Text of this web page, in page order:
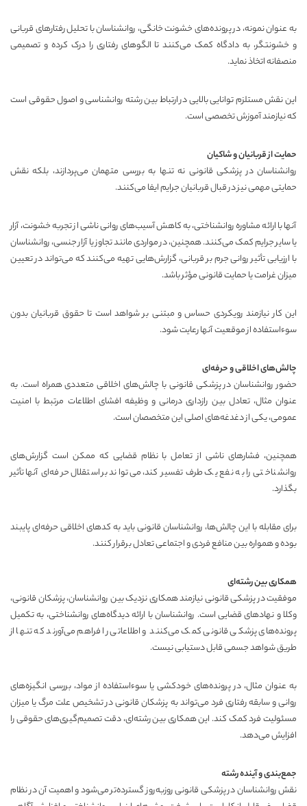
به عنوان نمونه، در پرونده‌های خشونت خانگی، روانشناسان با تحلیل رفتارهای قربانی
و خشونتگر، به دادگاه کمک می‌کنند تا الگوهای رفتاری را درک کرده و تصمیمی
منصفانه اتخاذ نماید.
این نقش مستلزم توانایی بالایی در ارتباط بین رشته روانشناسی و اصول حقوقی است
که نیازمند آموزش تخصصی است.
حمایت از قربانیان و شاکیان
روانشناسان درپزشکی قانونی نه تنها به بررسی متهمان می‌پردازند، بلکه نقش
حمایتی مهمی نیز در قبال قربانیان جرایم ایفا می‌کنند.
آنها با ارائه مشاوره روانشناختی، به کاهش آسیب‌های روانی ناشی از تجربه خشونت، آزار
یا سایر جرایم کمک می‌کنند. همچنین، در مواردی مانند تجاوز یا آزار جنسی، روانشناسان
با ارزیابی تأثیر روانی جرم بر قربانی، گزارش‌هایی تهیه می‌کنند که می‌تواند در تعیین
میزان غرامت یا حمایت قانونی مؤثر باشد.
این کار نیازمند رویکردی حساس و مبتنی بر شواهد است تا حقوق قربانیان بدون
سوءاستفاده از موقعیت آنها رعایت شود.
چالش‌های اخلاقی و حرفه‌ای
حضور روانشناسان در پزشکی قانونی با چالش‌های اخلاقی متعددی همراه است. به
عنوان مثال، تعادل بین رازداری درمانی و وظیفه افشای اطلاعات مرتبط با امنیت
عمومی، یکی از دغدغه‌های اصلی این متخصصان است.
همچنین، فشارهای ناشی از تعامل با نظام قضایی که ممکن است گزارش‌های
روانشناختی را به نفع یک طرف تفسیر کند، می‌تواند بر استقلال حرفه‌ای آنها تأثیر
بگذارد.
برای مقابله با این چالش‌ها، روانشناسان قانونی باید به کدهای اخلاقی حرفه‌ای پایبند
بوده و همواره بین منافع فردی و اجتماعی تعادل برقرار کنند.
همکاری بین رشته‌ای
موفقیت در پزشکی قانونی نیازمند همکاری نزدیک بین روانشناسان، پزشکان قانونی،
وکلا و نهادهای قضایی است. روانشناسان با ارائه دیدگاه‌های روانشناختی، به تکمیل
پرونده‌های پزشکی قانونی کمک می‌کنند و اطلاعاتی را فراهم می‌آورند که تنها از
طریق شواهد جسمی قابل دستیابی نیست.
به عنوان مثال، در پرونده‌های خودکشی یا سوءاستفاده از مواد، بررسی انگیزه‌های
روانی و سابقه رفتاری فرد می‌تواند به پزشکان قانونی در تشخیص علت مرگ یا میزان
مسئولیت فرد کمک کند. این همکاری بین رشته‌ای، دقت تصمیم‌گیری‌های حقوقی را
افزایش می‌دهد.
جمع‌بندی و آینده رشته
نقش روانشناسان درپزشکی قانونیروزبه‌روز گسترده‌تر می‌شود و اهمیت آن در نظام